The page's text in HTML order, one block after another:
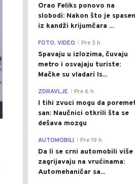
Orao Feliks ponovo na
slobodi: Nakon što je spasen
iz kandži krijumčara ...
FOTO, VIDEO Pre 3 h
Spavaju u izlozima, čuvaju
metro i osvajaju turiste:
Mačke su vladari Is...
ZDRAVLJE Pre 6 h
I tihi zvuci mogu da
san: Naučnici otkrili šta se
dešava mozgu
AUTOMOBILI Pre 19 h
Da li se crni automobili više
zagrijavaju na vrućinama:
Automehaničar sa...